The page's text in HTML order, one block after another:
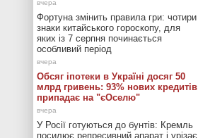
Фортуна змінить правила гри: чотири
знаки китайського гороскопу, для
яких із 7 серпня починається
особливий період
Обсяг іпотеки в Україні досяг 50
млрд гривень: 93% нових кредитів
припадає на "єОселю"
У Росії готуються до бунтів: Кремль
посилює репресивний апарат і урізає